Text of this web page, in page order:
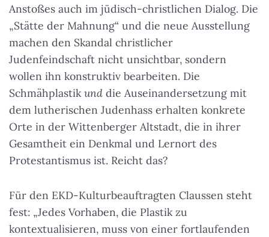
Anstoßes auch im jüdisch-christlichen Dialog. Die
„Stätte der Mahnung“ und die neue Ausstellung
machen den Skandal christlicher
Judenfeindschaft nicht unsichtbar, sondern
wollen ihn konstruktiv bearbeiten. Die
Schmähplastikund die Auseinandersetzung mit
dem lutherischen Judenhass erhalten konkrete
Orte in der Wittenberger Altstadt, die in ihrer
Gesamtheit ein Denkmal und Lernort des
Protestantismus ist. Reicht das?
Für den EKD-Kulturbeauftragten Claussen steht
fest: „Jedes Vorhaben, die Plastik zu
kontextualisieren, muss von einer fortlaufenden